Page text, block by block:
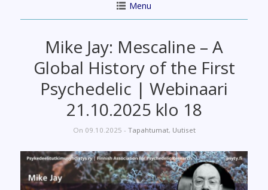
Menu
Mike Jay: Mescaline – A
Global History of the First
Psychedelic | Webinaari
21.10.2025 klo 18
On 09.10.2025 - Tapahtumat, Uutiset